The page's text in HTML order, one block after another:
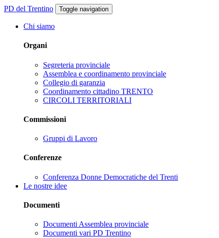
PD del Trentino Toggle navigation
Chi siamo
Organi
Segreteria provinciale
Assemblea e coordinamento provinciale
Collegio di garanzia
Coordinamento cittadino TRENTO
CIRCOLI TERRITORIALI
Commissioni
Gruppi di Lavoro
Conferenze
Conferenza Donne Democratiche del Trenti
Le nostre idee
Documenti
Documenti Assemblea provinciale
Documenti vari PD Trentino